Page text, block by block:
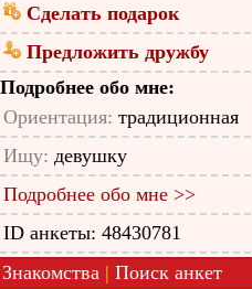
Сделать подарок
Предложить дружбу
Подробнее обо мне:
Ориентация: традиционная
Ищу: девушку
Подробнее обо мне >>
ID анкеты: 48430781
Знакомства | Поиск анкет